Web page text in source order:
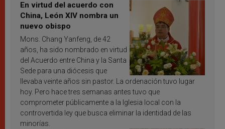
En virtud del acuerdo con
China, León XIV nombra un
nuevo obispo
Mons. Chang Yanfeng, de 42
años, ha sido nombrado en virtud
del Acuerdo entre China y la Santa
Sede para una diócesis que
llevaba veinte años sin pastor. La ordenación tuvo lugar
hoy. Pero hace tres semanas antes tuvo que
comprometer públicamente a la Iglesia local con la
controvertida ley que busca eliminar la identidad de las
minorías.